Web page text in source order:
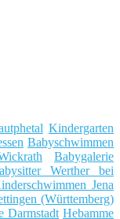
Kindergarten
Babyschwimmen
Babygalerie
Werther bei
Jena
(Württemberg)
Darmstadt Hebamme